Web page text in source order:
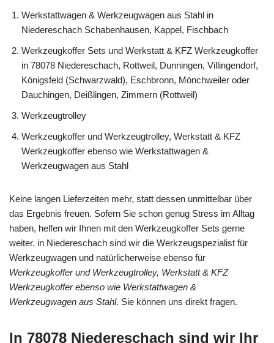
Werkstattwagen & Werkzeugwagen aus Stahl in
Niedereschach Schabenhausen, Kappel, Fischbach
Werkzeugkoffer Sets und Werkstatt & KFZ Werkzeugkoffer
in 78078 Niedereschach, Rottweil, Dunningen, Villingendorf,
Königsfeld (Schwarzwald), Eschbronn, Mönchweiler oder
Dauchingen, Deißlingen, Zimmern (Rottweil)
Werkzeugtrolley
Werkzeugkoffer und Werkzeugtrolley, Werkstatt & KFZ
Werkzeugkoffer ebenso wie Werkstattwagen &
Werkzeugwagen aus Stahl
Keine langen Lieferzeiten mehr, statt dessen unmittelbar über
das Ergebnis freuen. Sofern Sie schon genug Stress im Alltag
haben, helfen wir Ihnen mit den Werkzeugkoffer Sets gerne
weiter. in Niedereschach sind wir die Werkzeugspezialist für
Werkzeugwagen und natürlicherweise ebenso für
Werkzeugkoffer und Werkzeugtrolley, Werkstatt & KFZ
Werkzeugkoffer ebenso wie Werkstattwagen &
Werkzeugwagen aus Stahl. Sie können uns direkt fragen.
In 78078 Niedereschach sind wir Ihr